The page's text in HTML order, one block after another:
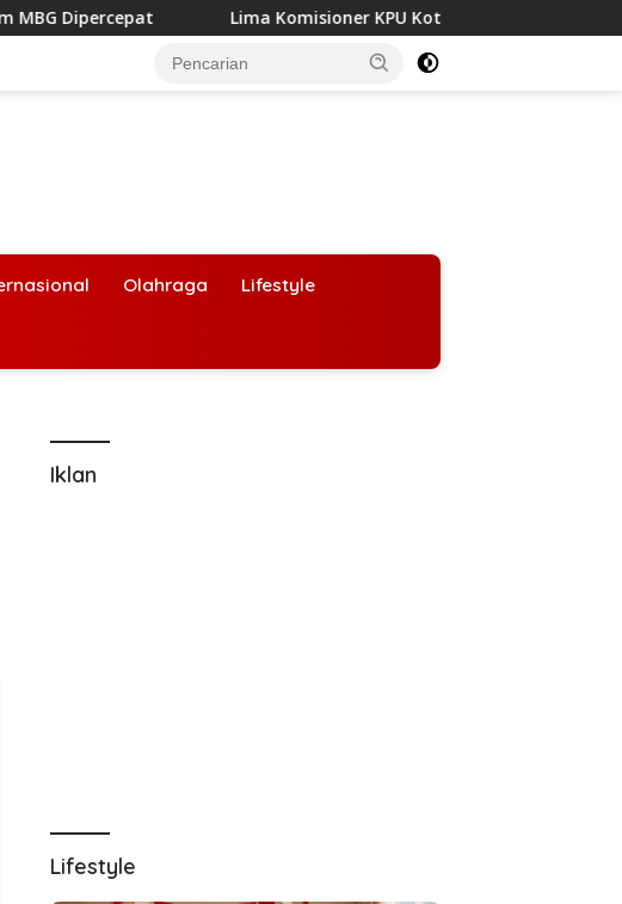
Lima Komisioner KPU Kotim Jadi Tersangka, Kejati Kalteng Usut
Olahraga Lifestyle
Iklan
Lifestyle